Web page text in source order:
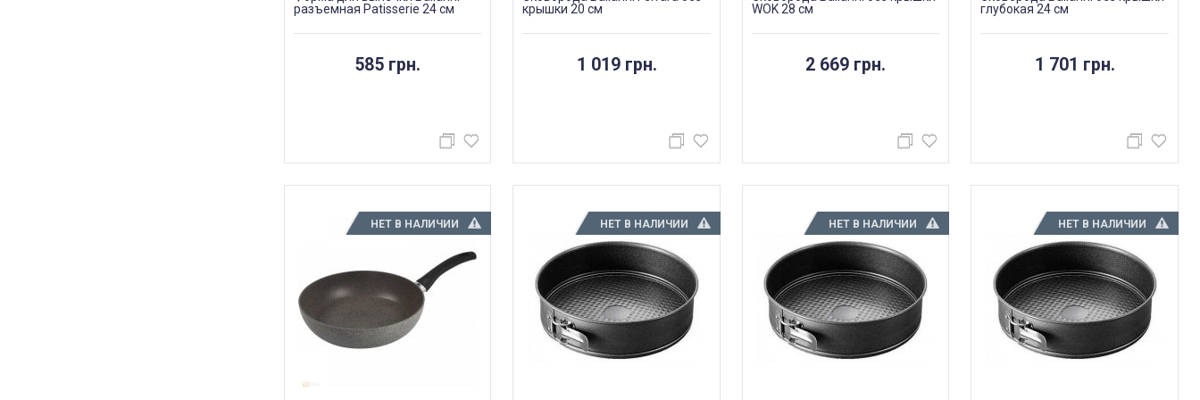
разъемная Patisserie 24 см
585 грн.
крышки 20 см
1 019 грн.
WOK 28 см
2 669 грн.
глубокая 24 см
1 701 грн.
НЕТ В НАЛИЧИИ НЕТ В НАЛИЧИИ НЕТ В НАЛИЧИИ НЕТ В НАЛИЧИИ